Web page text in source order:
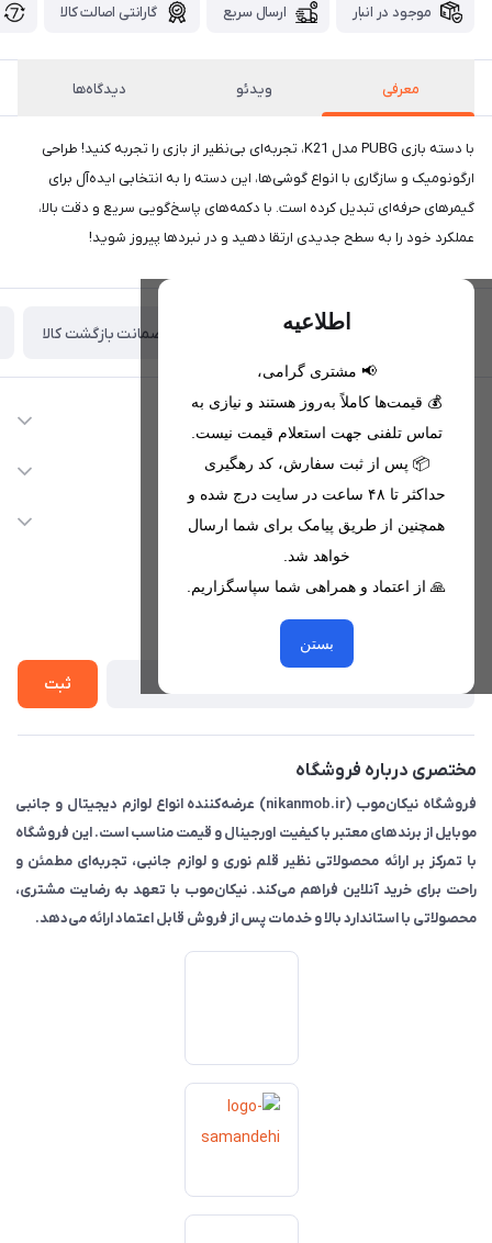
موجود در انبار ارسال سریع گارانتی اصالت کالا
معرفی ویدئو دیدگاه‌ها
با دسته بازی PUBG مدل K21، تجربه‌ای بی‌نظیر از بازی را تجربه کنید! طراحی
ارگونومیک و سازگاری با انواع گوشی‌ها، این دسته را به انتخابی ایده‌آل برای
گیمرهای حرفه‌ای تبدیل کرده است. با دکمه‌های پاسخ‌گویی سریع و دقت بالا،
عملکرد خود را به سطح جدیدی ارتقا دهید و در نبردها پیروز شوید!
اطلاعیه
📢 مشتری گرامی،
💰 قیمت‌ها کاملاً به‌روز هستند و نیازی به
تماس تلفنی جهت استعلام قیمت نیست.
📦 پس از ثبت سفارش، کد رهگیری
حداکثر تا ۴۸ ساعت در سایت درج شده و
همچنین از طریق پیامک برای شما ارسال
خواهد شد.
🙏 از اعتماد و همراهی شما سپاسگزاریم.
بستن
تحویل اکسپرس(با هماهنگی) ضمانت بازگشت کالا
اطلاعات تماس
09221680256 - 09373782289
nikanmobstore@gmail.com
هرمزگان، بندرخمیر، شهرک رودبار
دسترسی سریع
لیست محصولات
خدمات مشتریان
حریم خصوصی
از جدید‌ترین تخفیف‌ها با‌ خبر شوید
ثبت
مختصری درباره فروشگاه
فروشگاه نیکان‌موب (nikanmob.ir) عرضه‌کننده انواع لوازم دیجیتال و جانبی
موبایل از برندهای معتبر با کیفیت اورجینال و قیمت مناسب است. این فروشگاه
با تمرکز بر ارائه محصولاتی نظیر قلم نوری و لوازم جانبی، تجربه‌ای مطمئن و
راحت برای خرید آنلاین فراهم می‌کند. نیکان‌موب با تعهد به رضایت مشتری،
محصولاتی با استاندارد بالا و خدمات پس از فروش قابل اعتماد ارائه می‌دهد.